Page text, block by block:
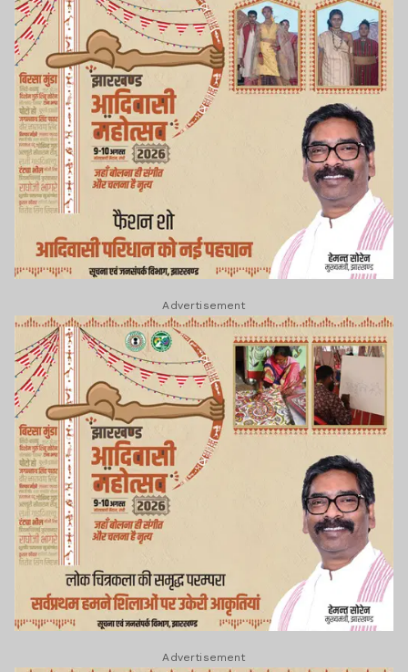
Advertisement
Advertisement